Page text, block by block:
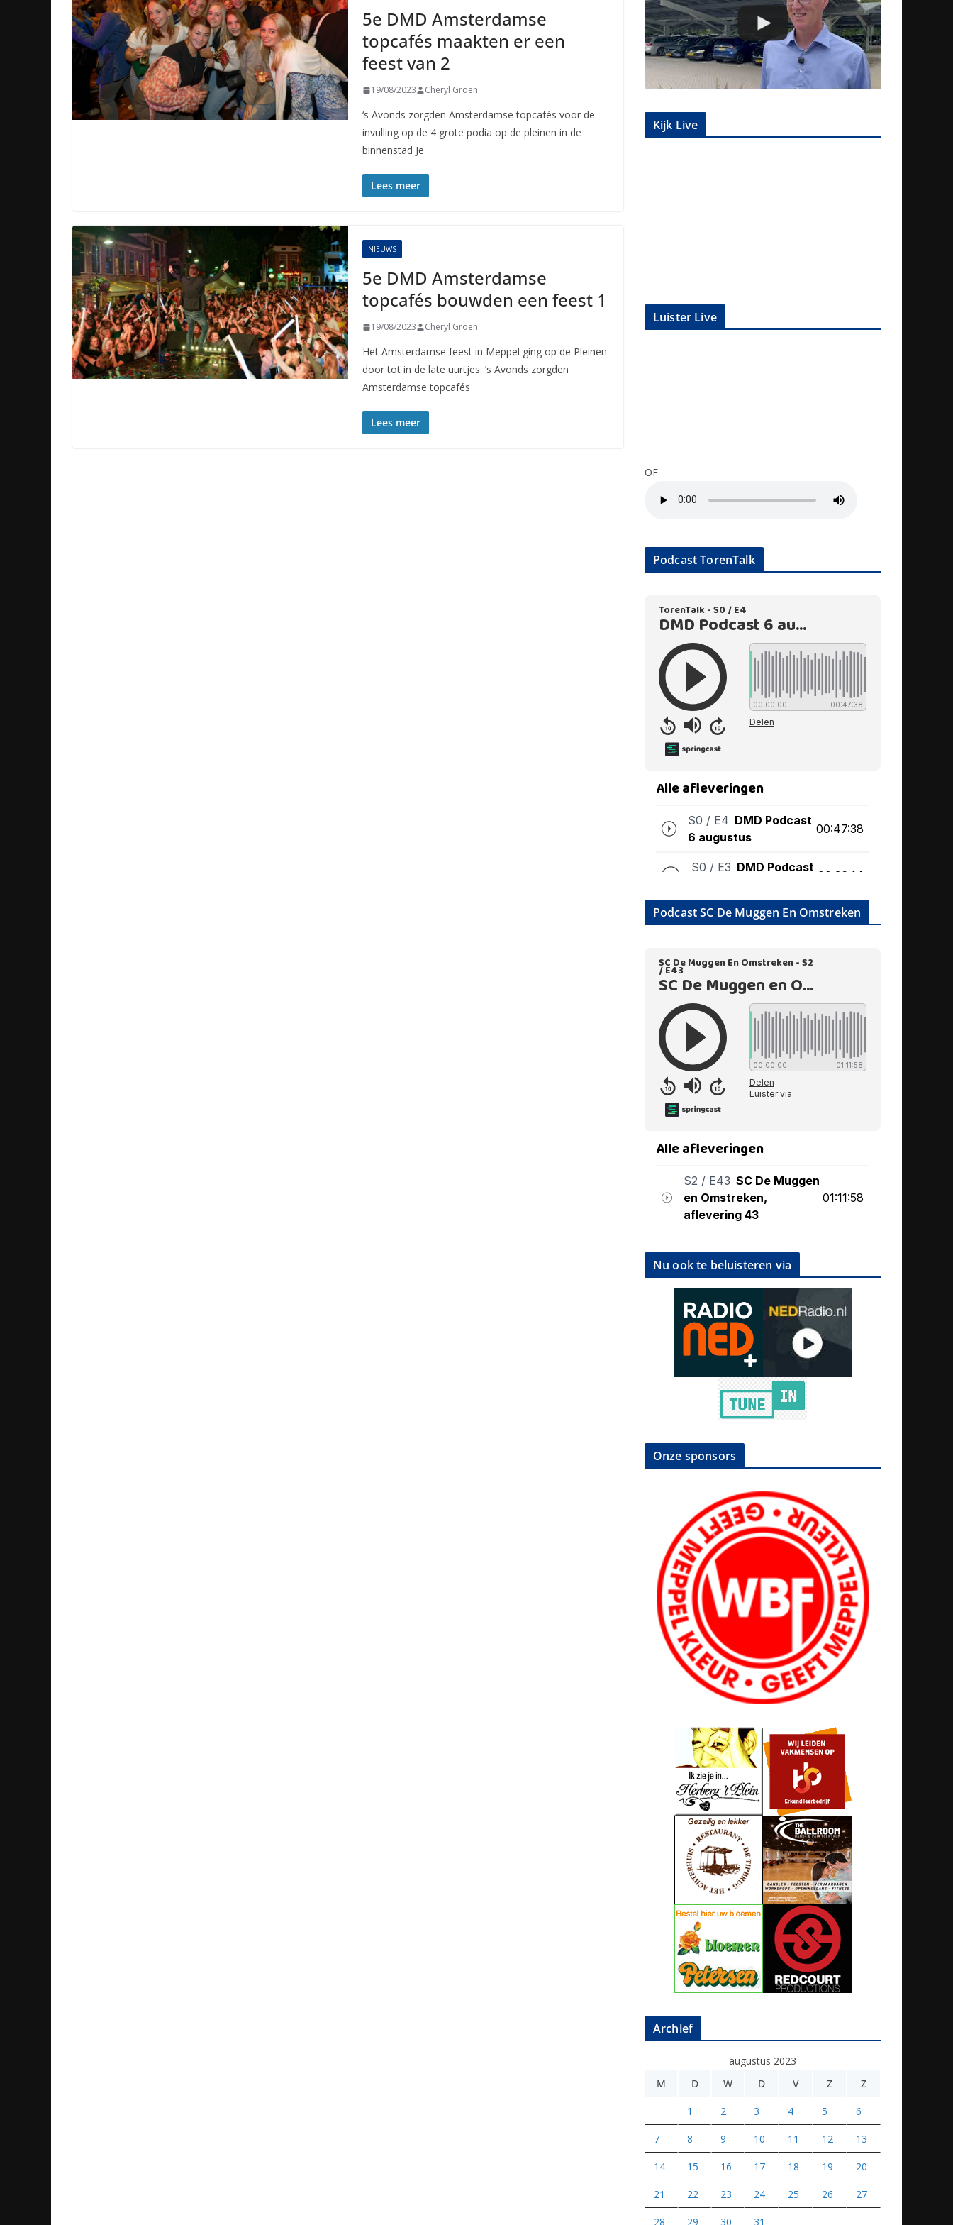
5e DMD Amsterdamse
topcafés maakten er een
feest van 2
19/08/2023 Cheryl Groen
‘s Avonds zorgden Amsterdamse topcafés voor de
invulling op de 4 grote podia op de pleinen in de
binnenstad Je
Lees meer
NIEUWS
5e DMD Amsterdamse
topcafés bouwden een feest 1
19/08/2023 Cheryl Groen
Het Amsterdamse feest in Meppel ging op de Pleinen
door tot in de late uurtjes. ’s Avonds zorgden
Amsterdamse topcafés
Lees meer
Kijk Live
Luister Live
OF
Podcast TorenTalk
Podcast SC De Muggen En Omstreken
Nu ook te beluisteren via
Onze sponsors
Archief
augustus 2023
M
D W D V Z Z
1 2 3 4 5 6
7 8 9 10 11 12 13
14 15 16 17 18 19 20
21 22 23 24 25 26 27
28 29 30 31